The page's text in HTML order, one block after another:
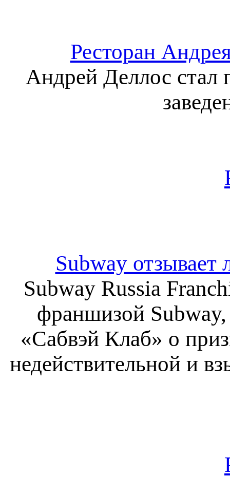
Ресторан
Андрей Деллос стал
Subway отзывает
Subway Russia
франшизой Subway,
«Сабвэй Клаб» о
недействительной и